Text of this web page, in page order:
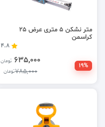
متر نشکن 5 متری عرض 25
کراسمن
4.8
19%
635,000 تومان
785,000تومان